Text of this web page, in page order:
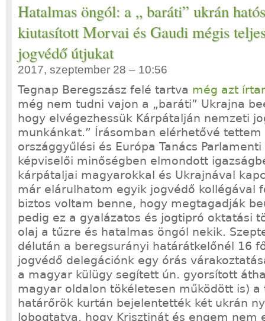
Hatalmas öngól: a „ baráti” ukrán
kiutasított Morvai és Gaudi mégis
jogvédő útjukat
2017, szeptember 28 – 10:56
Tegnap Beregszász felé tartva még azt
még nem tudni vajon a „baráti” Ukrajna
hogy elvégezhessük Kárpátalján nemzeti
munkánkat.” Írásomban elérhetővé tettem
országgyűlési és Európa Tanács Parlamenti
képviselői minőségben elmondott
kárpátaljai magyarokkal és Ukrajnával
már elárulhatom egyik jogvédő kollégával
biztos voltam benne, hogy megtagadják
pedig ez a gyalázatos és jogtipró oktatási
olaj a tűzre és hatalmas öngól nekik.
délután a beregsurányi határátkelőnél 16
jogvédő delegációnk egy órás
a magyar külügy segített ún. gyorsított
magyar oldalon tökéletesen működött is)
határőrök kurtán bejelentették két ukrán
lobogtatva, hogy Krisztinát és engem nem